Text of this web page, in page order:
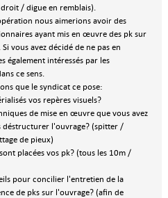
/ digue en remblais).
nous aimerions avoir des
ayant mis en œuvre des pk sur
vous avez décidé de ne pas en
également intéressés par les
ce sens.
que le syndicat ce pose:
vos repères visuels?
de mise en œuvre que vous avez
déstructurer l'ouvrage? (spitter /
de pieux)
placées vos pk? (tous les 10m /
pour concilier l'entretien de la
de pks sur l'ouvrage? (afin de